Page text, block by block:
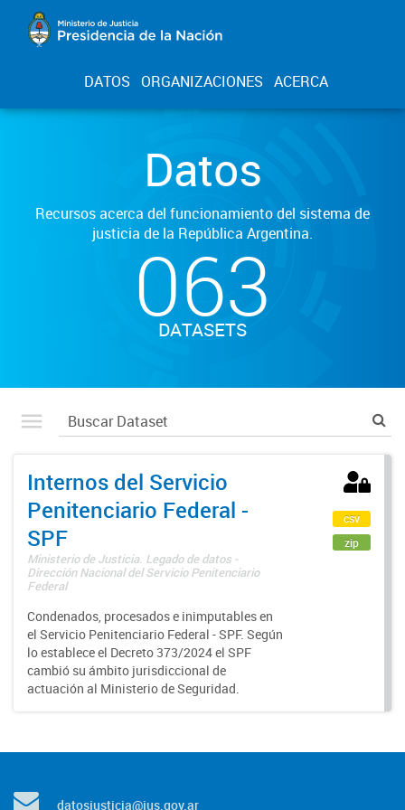
DATOS ORGANIZACIONES ACERCA
Datos
Recursos acerca del funcionamiento del sistema de
justicia de la República Argentina.
063
DATASETS
Internos del Servicio
Penitenciario Federal -
SPF
Ministerio de Justicia. Legado de datos -
Dirección Nacional del Servicio Penitenciario
Federal
Condenados, procesados e inimputables en
el Servicio Penitenciario Federal - SPF. Según
lo establece el Decreto 373/2024 el SPF
cambió su ámbito jurisdiccional de
actuación al Ministerio de Seguridad.
csv
zip
datosjusticia@jus.gov.ar